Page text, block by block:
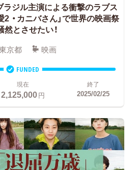
ラジル主演による衝撃のラブス
2 ・カニバさん」で世界の映画祭
然とさせたい！
京都 映画
FUNDED
現在
2,125,000円
終了
2025/02/25